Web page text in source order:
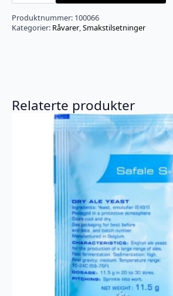
antall
Produktnummer: 100066
Kategorier: Råvarer,Smakstilsetninger
Relaterte produkter